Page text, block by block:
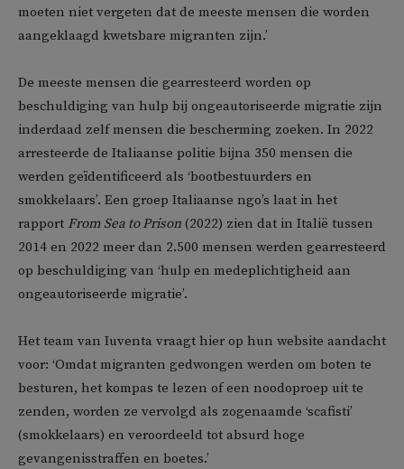
moeten niet vergeten dat de meeste mensen die worden
aangeklaagd kwetsbare migranten zijn.’
De meeste mensen die gearresteerd worden op
beschuldiging van hulp bij ongeautoriseerde migratie zijn
inderdaad zelf mensen die bescherming zoeken. In 2022
arresteerde de Italiaanse politie bijna 350 mensen die
werden geïdentificeerd als ‘bootbestuurders en
smokkelaars’. Een groep Italiaanse ngo’s laat in het
rapport From Sea to Prison (2022) zien dat in Italië tussen
2014 en 2022 meer dan 2.500 mensen werden gearresteerd
op beschuldiging van ‘hulp en medeplichtigheid aan
ongeautoriseerde migratie’.
Het team van Iuventa vraagt hier op hun website aandacht
voor: ‘Omdat migranten gedwongen werden om boten te
besturen, het kompas te lezen of een noodoproep uit te
zenden, worden ze vervolgd als zogenaamde ‘scafisti’
(smokkelaars) en veroordeeld tot absurd hoge
gevangenisstraffen en boetes.’